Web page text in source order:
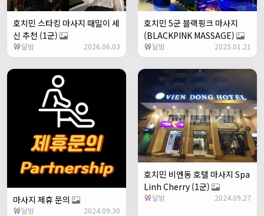
호치민 스타킹 마사지 때밀이 세
신 추천 (1군)
달밤 2026.06.03
호치민 5군 블랙핑크 마사지
(BLACKPINK MASSAGE)
달밤 2025.01.21
마사지 제휴 문의
달밤 2024.09.30
호치민 비엔동 호텔 마사지 Spa
Linh Cherry (1군)
달밤 2024.09.27